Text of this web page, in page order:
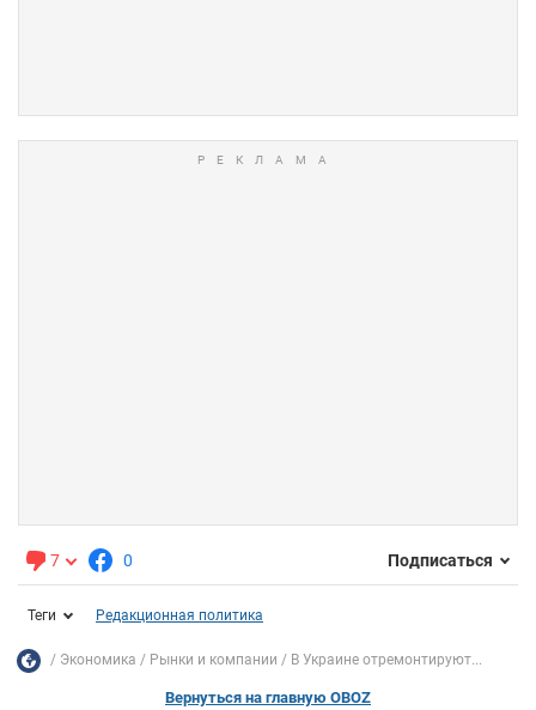
7 0 Подписаться
Теги Редакционная политика
Экономика Рынки и компании В Украине отремонтируют...
Вернуться на главную OBOZ